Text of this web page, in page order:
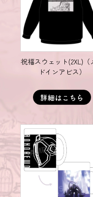
祝福スウェット(2XL)（
ドインアビス）